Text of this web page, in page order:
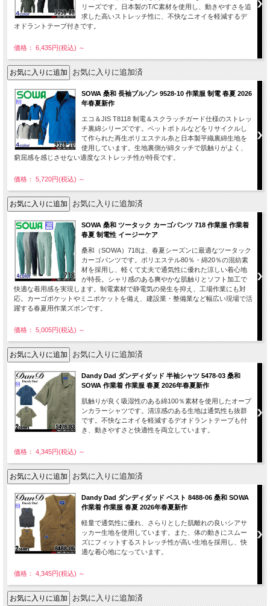
リーズです。日本製のT/C素材を使用し、動きやすさを追
求した高いストレッチ性に、不快なニオイを軽減するデ
オドラントテープ付きです。
価格： 6,435円(税込) ～
お気に入りに追加済
SOWA 桑和 長袖ブルゾン 9528-10 作業服 制電 春夏 2026
年春夏新作
エコ＆JIS T8118 制電＆スクラッチガード仕様のストレッ
チ裏綿シリーズです。ペットボトルなどをリサイクルし
て作られた再生ポリエステル糸と日本製平織裏綿生地を
使用しています。生地裏側が綿タッチで肌触りがよく、
窮屈感を感じさせない適度なストレッチ性が特長です。
価格： 5,720円(税込) ～
お気に入りに追加済
SOWA 桑和 ツータック カーゴパンツ 718 作業服 作業着
春夏 制電性 イージーケア
桑和（SOWA）718は、春夏シーズンに最適なツータック
カーゴパンツです。ポリエステル80％・綿20％の混紡素
材を採用し、軽くて丈夫で通気性に優れた涼しい着心地
が特長。シャリ感のある爽やかな肌触りとソフト加工で
快適な着用感を実現します。制電素材で静電気の発生を抑え、工場作業にも対
応。カーゴポケットやミニポケットを備え、建設業・整備業など幅広い現場で活
躍する春夏用作業ズボンです。
価格： 5,005円(税込) ～
お気に入りに追加済
Dandy Dad ダンディダッド 半袖シャツ 5478-03 桑和
SOWA 作業着 作業服 春夏 2026年春夏新作
肌触りが良く吸湿性のある綿100％素材を使用したオープ
ンカラーシャツです。清涼感のある生地は通気性も抜群
です。不快なニオイを軽減するデオドラントテープも付
き、動きやすさと快適性を両立しています。
価格： 4,345円(税込) ～
お気に入りに追加済
Dandy Dad ダンディダッド ベスト 8488-06 桑和 SOWA
作業着 作業服 春夏 2026年春夏新作
軽量で通気性に優れ、さらりとした肌離れの良いシアサ
ッカー生地を使用しています。また、体の動きにスムー
ズにフィットするストレッチ性が高い生地を採用し、快
適な着心地になっています。
価格： 4,345円(税込) ～
お気に入りに追加済